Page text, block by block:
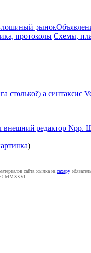
рынок
протоколы Схемы,
столько?) а cинтаксис
редактор Npp.
)
сайта ссылка на caxapу
MMXXVI